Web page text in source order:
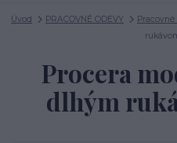
Úvod PRACOVNÉ ODEVY Pracovné
Procera
dlhým